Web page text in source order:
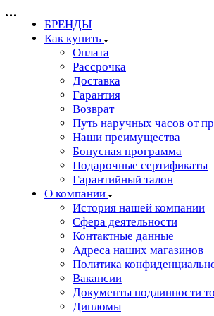
БРЕНДЫ
Как купить
Оплата
Рассрочка
Доставка
Гарантия
Возврат
Путь наручных часов от
Наши преимущества
Бонусная программа
Подарочные сертификаты
Гарантийный талон
О компании
История нашей компании
Сфера деятельности
Контактные данные
Адреса наших магазинов
Политика
Вакансии
Документы подлинности
Дипломы